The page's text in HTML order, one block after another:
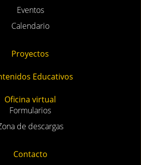
Eventos
Calendario
Proyectos
Educativos
Oficina virtual
Formularios
de descargas
Contacto